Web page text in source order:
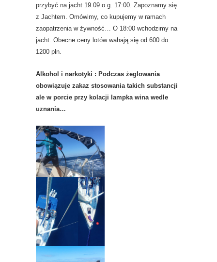
przybyć na jacht 19.09 o g. 17:00. Zapoznamy się
z Jachtem. Omówimy, co kupujemy w ramach
zaopatrzenia w żywność… O 18:00 wchodzimy na
jacht. Obecne ceny lotów wahają się od 600 do
1200 pln.
Alkohol i narkotyki : Podczas żeglowania
obowiązuje zakaz stosowania takich substancji
ale w porcie przy kolacji lampka wina wedle
uznania…